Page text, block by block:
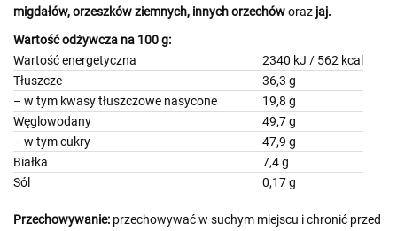
migdałów, orzeszków ziemnych, innych orzechóworaz jaj.
Wartość odżywcza na 100 g:
Wartość energetyczna
2340 kJ / 562 kcal
Tłuszcze
36,3 g
– w tym kwasy tłuszczowe nasycone 19,8 g
Węglowodany
49,7 g
– w tym cukry
47,9 g
Białka
7,4 g
Sól
0,17 g
Przechowywanie: przechowywać w suchym miejscu i chronić przed